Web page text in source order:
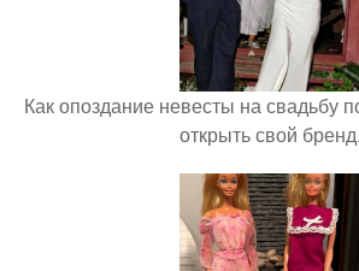
Как опоздание невесты на свадьбу
открыть свой бренд.